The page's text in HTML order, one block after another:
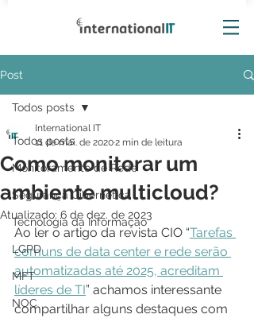
Post
Todos posts
Monitoramento de Rede
Segurança Cibernética
Tecnologia da Informação
LGPD
MFT
NOC
Todos posts
Como monitorar um
ambiente multicloud?
International IT
11 de mai. de 20202 min de leitura
Atualizado: 6 de dez. de 2023
Ao ler o artigo da revista CIO “Tarefas
comuns de data center e rede serão
automatizadas até 2025, acreditam
líderes de TI” achamos interessante
compartilhar alguns destaques com